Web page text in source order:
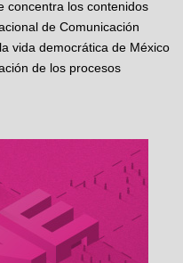
concentra los contenidos
de Comunicación
vida democrática de México
de los procesos